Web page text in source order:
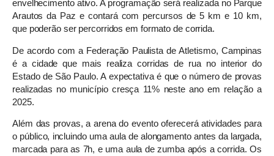
envelhecimento ativo. A programação será realizada no Parque
Arautos da Paz e contará com percursos de 5 km e 10 km,
que poderão ser percorridos em formato de corrida.
De acordo com a Federação Paulista de Atletismo, Campinas
é a cidade que mais realiza corridas de rua no interior do
Estado de São Paulo. A expectativa é que o número de provas
realizadas no município cresça 11% neste ano em relação a
2025.
Além das provas, a arena do evento oferecerá atividades para
o público, incluindo uma aula de alongamento antes da largada,
marcada para as 7h, e uma aula de zumba após a corrida. Os